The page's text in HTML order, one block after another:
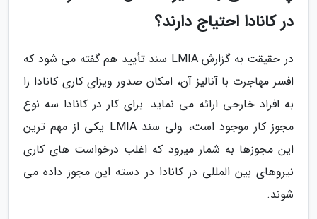
در کانادا احتیاج دارند؟
در حقیقت به گزارش LMIA سند تأیید هم گفته می شود که
افسر مهاجرت با آنالیز آن، امکان صدور ویزای کاری کانادا را
به افراد خارجی ارائه می نماید. برای کار در کانادا سه نوع
مجوز کار موجود است، ولی سند LMIA یکی از مهم ترین
این مجوزها به شمار میرود که اغلب درخواست های کاری
نیروهای بین المللی در کانادا در دسته این مجوز داده می
شوند.